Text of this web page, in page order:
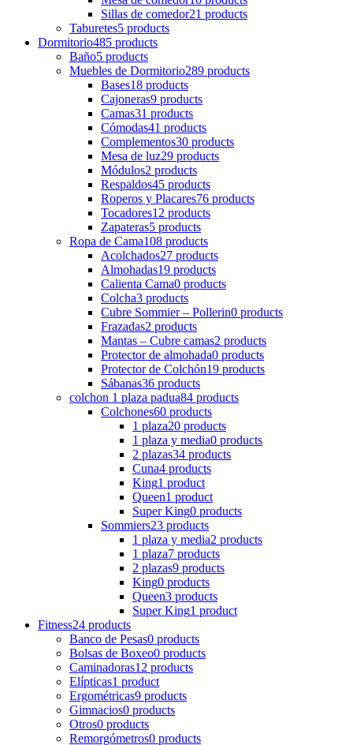
Sillas de comedor21 products
Taburetes5 products
Dormitorio485 products
Baño5 products
Muebles de Dormitorio289 products
Bases18 products
Cajoneras9 products
Camas31 products
Cómodas41 products
Complementos30 products
Mesa de luz29 products
Módulos2 products
Respaldos45 products
Roperos y Placares76 products
Tocadores12 products
Zapateras5 products
Ropa de Cama108 products
Acolchados27 products
Almohadas19 products
Calienta Cama0 products
Colcha3 products
Cubre Sommier – Pollerin0 products
Frazadas2 products
Mantas – Cubre camas2 products
Protector de almohada0 products
Protector de Colchón19 products
Sábanas36 products
colchon 1 plaza padua84 products
Colchones60 products
1 plaza20 products
1 plaza y media0 products
2 plazas34 products
Cuna4 products
King1 product
Queen1 product
Super King0 products
Sommiers23 products
1 plaza y media2 products
1 plaza7 products
2 plazas9 products
King0 products
Queen3 products
Super King1 product
Fitness24 products
Banco de Pesas0 products
Bolsas de Boxeo0 products
Caminadoras12 products
Elípticas1 product
Ergométricas9 products
Gimnacios0 products
Otros0 products
Remorgómetros0 products